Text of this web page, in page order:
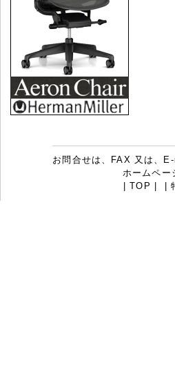
お問合せは、FAX 又は、
ホームペー
|TOP |